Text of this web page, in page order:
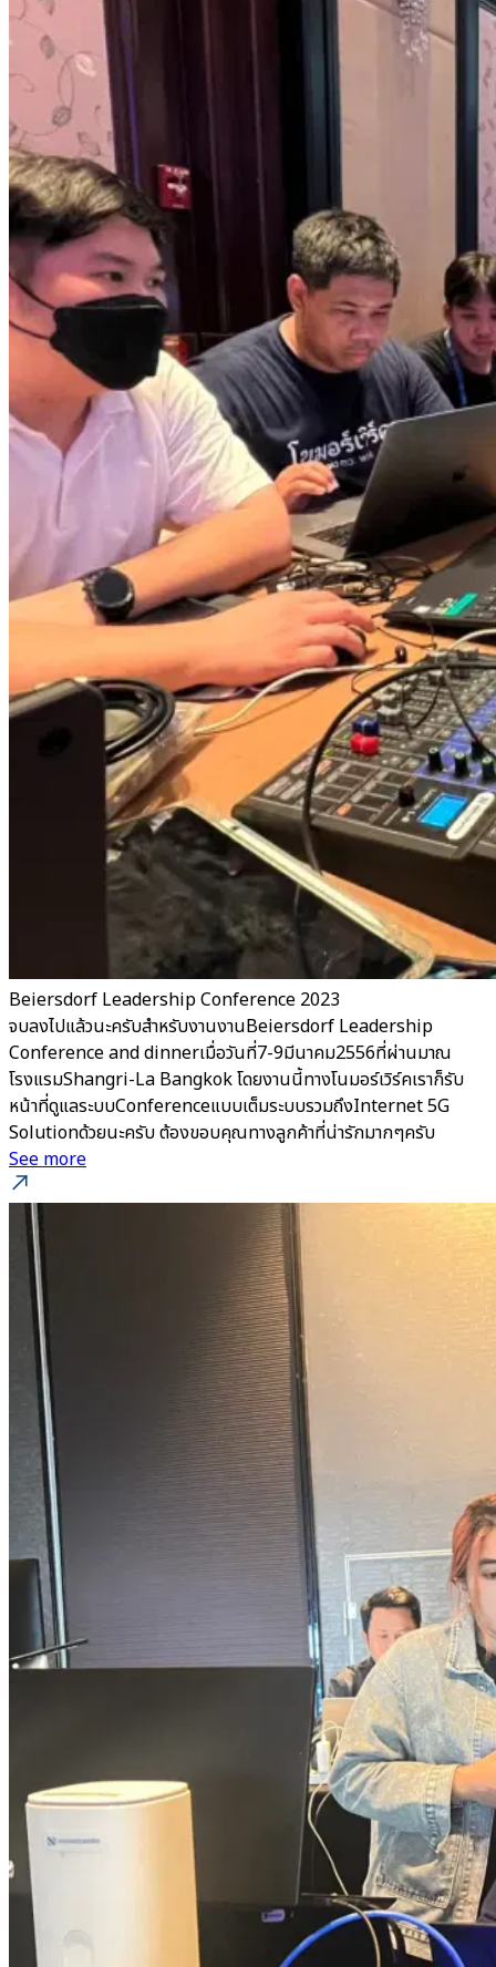
Beiersdorf Leadership Conference 2023
จบลงไปแล้วนะครับสำหรับงานงานBeiersdorf Leadership
Conference and dinnerเมื่อวันที่7-9มีนาคม2556ที่ผ่านมาณ
โรงแรมShangri-La Bangkok โดยงานนี้ทางโนมอร์เวิร์คเราก็รับ
หน้าที่ดูแลระบบConferenceแบบเต็มระบบรวมถึงInternet 5G
Solutionด้วยนะครับ ต้องขอบคุณทางลูกค้าที่น่ารักมากๆครับ
See more